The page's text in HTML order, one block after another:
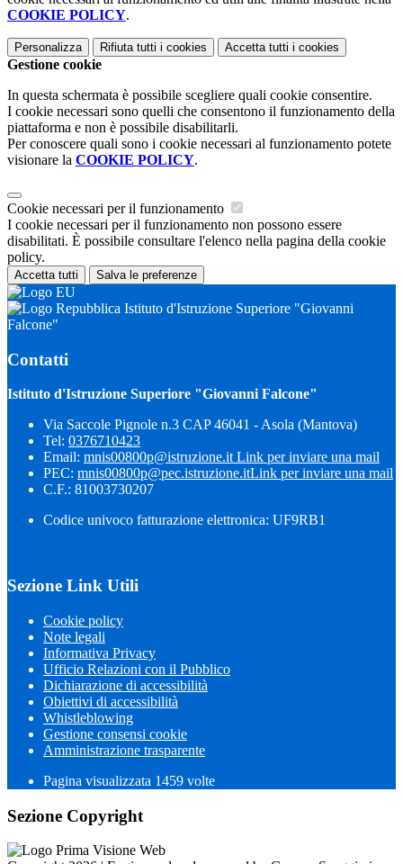
COOKIE POLICY.
Personalizza Rifiuta tutti i cookies Accetta tutti i cookies
Gestione cookie
In questa schermata è possibile scegliere quali cookie consentire.
I cookie necessari sono quelli che consentono il funzionamento della
piattaforma e non è possibile disabilitarli.
Per conoscere quali sono i cookie necessari al funzionamento potete
visionare la COOKIE POLICY.
Cookie necessari per il funzionamento
I cookie necessari per il funzionamento non possono essere
disabilitati. È possibile consultare l'elenco nella pagina della cookie
policy.
Accetta tutti Salva le preferenze
Istituto d'Istruzione Superiore "Giovanni
Falcone"
Contatti
Istituto d'Istruzione Superiore "Giovanni Falcone"
Via Saccole Pignole n.3 CAP 46041 - Asola (Mantova)
Tel: 0376710423
Email: mnis00800p@istruzione.itLink per inviare una mail
PEC: mnis00800p@pec.istruzione.itLink per inviare una mail
C.F.: 81003730207
Codice univoco fatturazione elettronica: UF9RB1
Sezione Link Utili
Cookie policy
Note legali
Informativa Privacy
Ufficio Relazioni con il Pubblico
Dichiarazione di accessibilità
Obiettivi di accessibilità
Whistleblowing
Gestione consensi cookie
Amministrazione trasparente
Pagina visualizzata 1459 volte
Sezione Copyright